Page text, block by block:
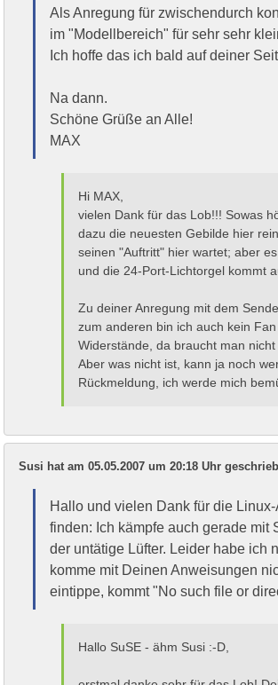
Als Anregung für zwischendurch
im "Modellbereich" für sehr sehr
Ich hoffe das ich bald auf deiner
Na dann.
Schöne Grüße an Alle!
MAX
Hi MAX,
vielen Dank für das Lob!!! Sowas
dazu die neuesten Gebilde hier
seinen "Auftritt" hier wartet; aber
und die 24-Port-Lichtorgel kommt
Zu deiner Anregung mit dem
zum anderen bin ich auch kein
Widerstände, da braucht man
Aber was nicht ist, kann ja noch
Rückmeldung, ich werde mich
Susi hat am 05.05.2007 um 20:18 Uhr
Hallo und vielen Dank für die
finden: Ich kämpfe auch gerade mit
der untätige Lüfter. Leider habe ich
komme mit Deinen Anweisungen
eintippe, kommt "No such file or
Hallo SuSE - ähm Susi :-D,